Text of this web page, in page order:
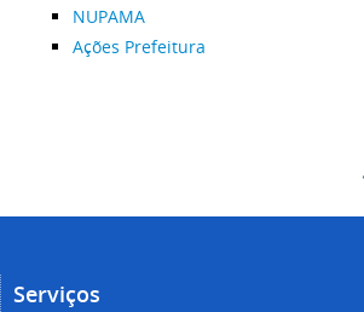
NUPAMA
Ações Prefeitura
Serviços